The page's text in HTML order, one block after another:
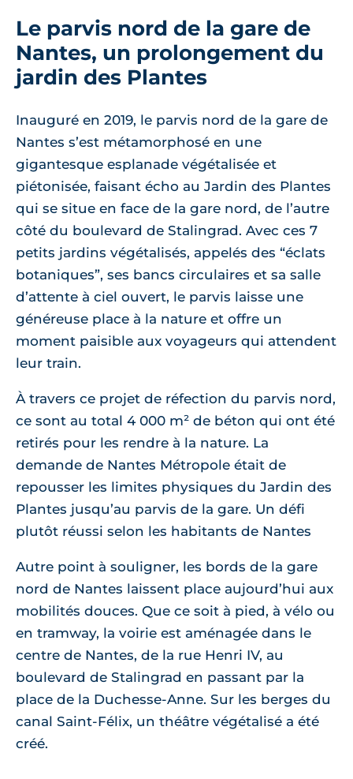
Le parvis nord de la gare de
Nantes, un prolongement du
jardin des Plantes
Inauguré en 2019, le parvis nord de la gare de
Nantes s’est métamorphosé en une
gigantesque esplanade végétalisée et
piétonisée, faisant écho au Jardin des Plantes
qui se situe en face de la gare nord, de l’autre
côté du boulevard de Stalingrad. Avec ces 7
petits jardins végétalisés, appelés des “éclats
botaniques”, ses bancs circulaires et sa salle
d’attente à ciel ouvert, le parvis laisse une
généreuse place à la nature et offre un
moment paisible aux voyageurs qui attendent
leur train.
À travers ce projet de réfection du parvis nord,
ce sont au total 4 000 m² de béton qui ont été
retirés pour les rendre à la nature. La
demande de Nantes Métropole était de
repousser les limites physiques du Jardin des
Plantes jusqu’au parvis de la gare. Un défi
plutôt réussi selon les habitants de Nantes
Autre point à souligner, les bords de la gare
nord de Nantes laissent place aujourd’hui aux
mobilités douces. Que ce soit à pied, à vélo ou
en tramway, la voirie est aménagée dans le
centre de Nantes, de la rue Henri IV, au
boulevard de Stalingrad en passant par la
place de la Duchesse-Anne. Sur les berges du
canal Saint-Félix, un théâtre végétalisé a été
créé.